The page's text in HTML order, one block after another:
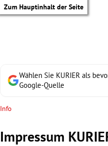
Zum Hauptinhalt der Seite
Wählen Sie KURIER als
Google-Quelle
Info
Impressum